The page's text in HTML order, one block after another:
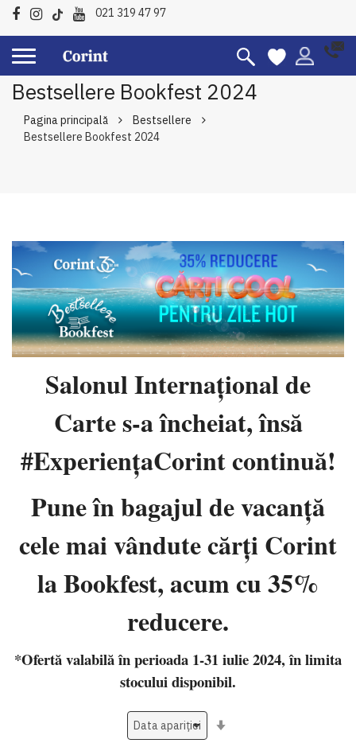
021 319 47 97
Bestsellere Bookfest 2024
Pagina principală
Bestsellere
Bestsellere Bookfest 2024
Salonul Internaţional de
Carte s-a încheiat, însă
#ExperiențaCorint continuă!
Pune în bagajul de vacanţă
cele mai vândute cărţi Corint
la Bookfest, acum cu 35%
reducere.
*Ofertă valabilă în perioada 1-31 iulie 2024, în limita
stocului disponibil.